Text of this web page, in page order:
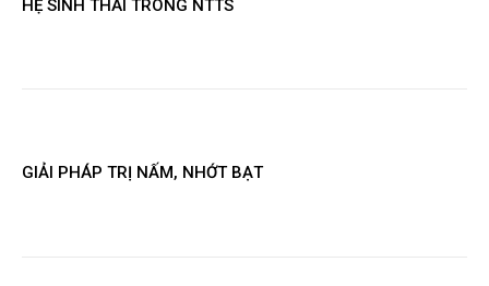
HỆ SINH THÁI TRONG NTTS
GIẢI PHÁP TRỊ NẤM, NHỚT BẠT